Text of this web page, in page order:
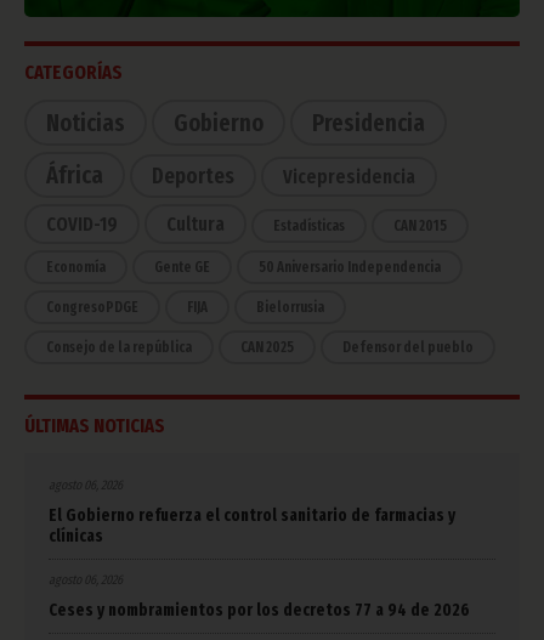
CATEGORÍAS
Noticias Gobierno
Presidencia
África
Deportes Vicepresidencia
COVID-19 Cultura Estadísticas CAN 2015
Economía Gente GE 50 Aniversario Independencia
CongresoPDGE FIJA Bielorrusia
Consejo de la república CAN 2025 Defensor del pueblo
ÚLTIMAS NOTICIAS
agosto 06, 2026
El Gobierno refuerza el control sanitario de farmacias y
clínicas
agosto 06, 2026
Ceses y nombramientos por los decretos 77 a 94 de 2026